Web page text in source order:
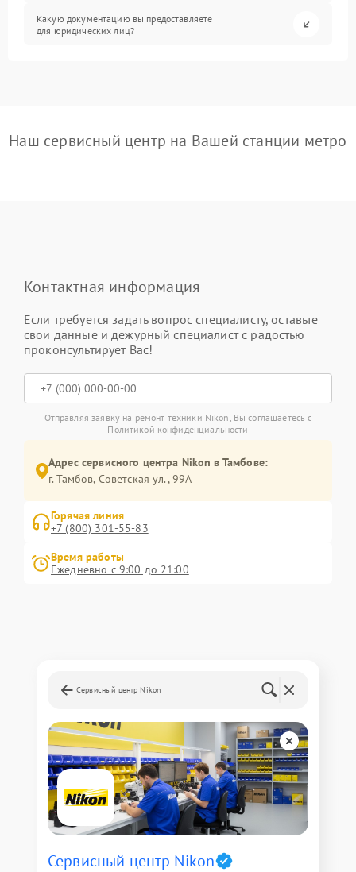
Какую документацию вы предоставляете
для юридических лиц?
Наш сервисный центр на Вашей станции метро
Контактная информация
Если требуется задать вопрос специалисту, оставьте
свои данные и дежурный специалист с радостью
проконсультирует Вас!
Отправляя заявку на ремонт техники Nikon, Вы соглашаетесь с
Политикой конфиденциальности
Адрес сервисного центра Nikon в Тамбове:
г. Тамбов, Советская ул., 99А
Горячая линия
+7 (800) 301-55-83
Время работы
Ежедневно с 9:00 до 21:00
Сервисный центр Nikon
Сервисный центр Nikon